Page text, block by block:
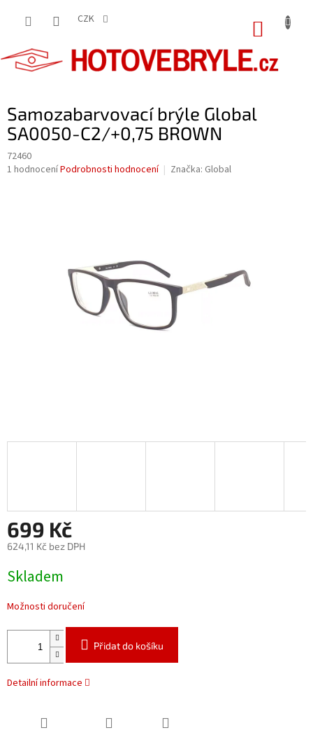
CZK
Samozabarvovací brýle Global
SA0050-C2/+0,75 BROWN
72460
Průměrné
1 hodnoceníPodrobnosti hodnocení Značka: Global
699 Kč
624,11 Kč bez DPH
cena:
Skladem
Možnosti doručení
Přidat do košíku
Detailní informace